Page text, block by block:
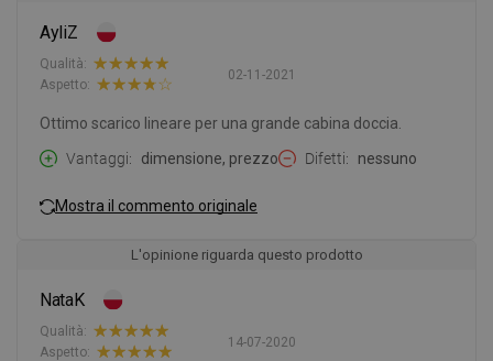
AyliZ
02-11-2021
Qualità:
Aspetto:
Ottimo scarico lineare per una grande cabina doccia.
Vantaggi
dimensione, prezzo Difetti nessuno
Mostra il commento originale
L'opinione riguarda questo prodotto
NataK
14-07-2020
Qualità:
Aspetto: